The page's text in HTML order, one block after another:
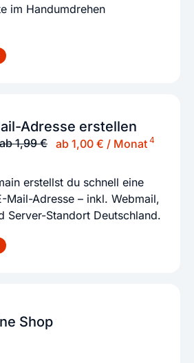
im Handumdrehen
Adresse erstellen
1,99 € ab 1,00 € / Monat4
erstellst du schnell eine
Mail-Adresse – inkl. Webmail,
Server-Standort Deutschland.
Shop